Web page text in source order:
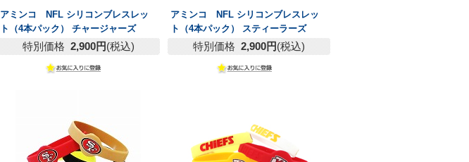
アミンコ NFL シリコンブレスレッ
ト（4本パック） チャージャーズ
特別価格 2,900円(税込)
アミンコ NFL シリコンブレスレッ
ト（4本パック） スティーラーズ
特別価格 2,900円(税込)